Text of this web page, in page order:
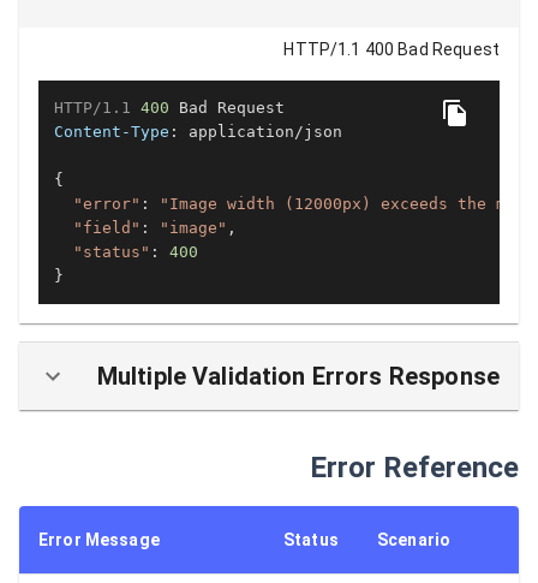
HTTP/1.1 400 Bad Request
HTTP/1.1 400
Content-Type : application/json
{
"error" :
"Image width (12000px) exceeds the
"field" : "image" ,
"status" : 400
}
Multiple Validation Errors Response
Error Reference
Scenario
Status
Error Message